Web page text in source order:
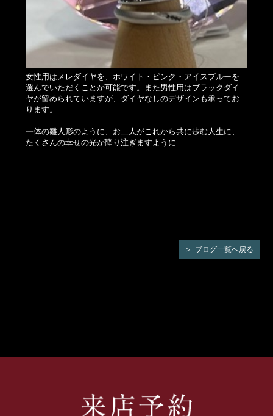
女性用はメレダイヤを、ホワイト・ピンク・アイスブルーを
選んでいただくことが可能です。また男性用はブラックダイ
ヤが留められていますが、ダイヤなしのデザインも承ってお
ります。
一体の雛人形のように、お二人がこれから共に歩む人生に、
たくさんの幸せの光が降り注ぎますように…
ブログ一覧へ戻る